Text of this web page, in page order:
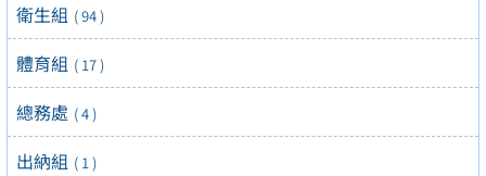
衛生組 ( 94 )
體育組 ( 17 )
總務處 ( 4 )
出納組 ( 1 )